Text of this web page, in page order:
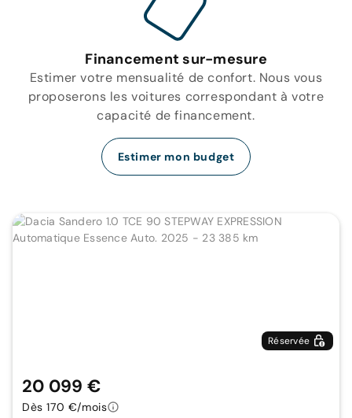
Financement sur-mesure
Estimer votre mensualité de confort. Nous vous
proposerons les voitures correspondant à votre
capacité de financement.
Estimer mon budget
Réservée
20 099 €
Dès 170 €/mois